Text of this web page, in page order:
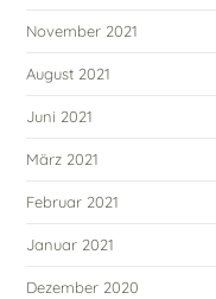
November 2021
August 2021
Juni 2021
März 2021
Februar 2021
Januar 2021
Dezember 2020